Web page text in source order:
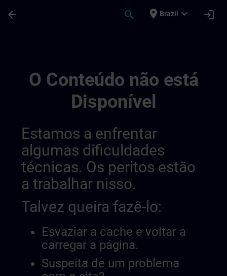
arrow_back search place Brazil expand_more login
O Conteúdo não está
Disponível
Estamos a enfrentar
algumas dificuldades
técnicas. Os peritos estão
a trabalhar nisso.
Talvez queira fazê-lo:
Esvaziar a cache e voltar a
carregar a página.
Suspeita de um problema